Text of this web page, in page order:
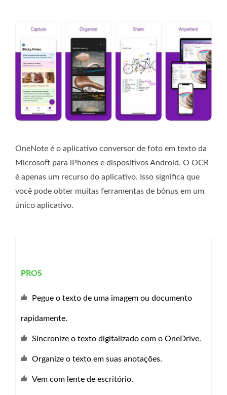
OneNote é o aplicativo conversor de foto em texto da
Microsoft para iPhones e dispositivos Android. O OCR
é apenas um recurso do aplicativo. Isso significa que
você pode obter muitas ferramentas de bônus em um
único aplicativo.
PROS
Pegue o texto de uma imagem ou documento
rapidamente.
Sincronize o texto digitalizado com o OneDrive.
Organize o texto em suas anotações.
Vem com lente de escritório.